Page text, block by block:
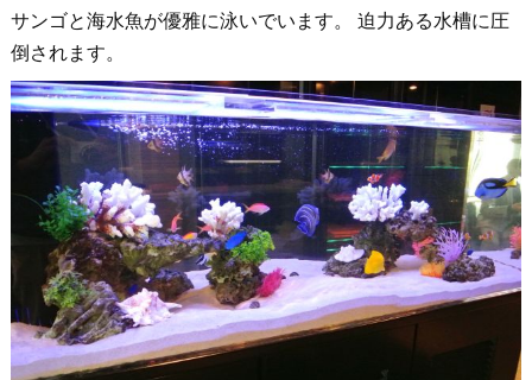
サンゴと海水魚が優雅に泳いでいます。 迫力ある水槽に圧
倒されます。